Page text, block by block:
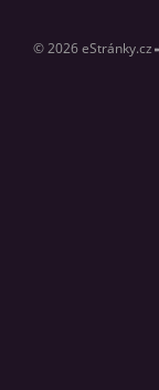
© 2026 eStránky.cz